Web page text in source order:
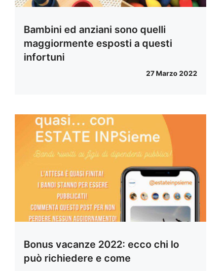
Bambini ed anziani sono quelli
maggiormente esposti a questi
infortuni
27 Marzo 2022
Bonus vacanze 2022: ecco chi lo
può richiedere e come